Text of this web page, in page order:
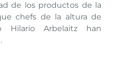
de los productos de la
chefs de la altura de
Hilario Arbelaitz han